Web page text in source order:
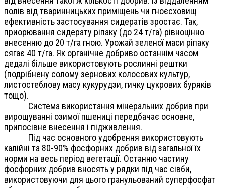
полів від тваринницьких приміщень чи гноєсховищ
ефективність застосування сидератів зростає. Так,
приорювання сидерату ріпаку (до 24 т/га) рівноцінно
внесенню до 20 т/га гною. Урожай зеленої маси ріпаку
сягає 40 т/га. Як органічне добриво останнім часом
дедалі більше використовують рослинні рештки
(подрібнену солому зернових колосових культур,
листостеблову масу кукурудзи, гичку цукрових буряків
тощо).
Система використання мінеральних добрив при
вирощуванні озимої пшениці передбачає основне,
припосівне внесення і підживлення.
Під час основного удобрення використовують
калійні та 80-90% фосфорних добрив від загальної їх
норми на весь період вегетації. Останню частину
фосфорних добрив вносять у рядки під час сівби,
використовуючи для цього гранульований суперфосфат